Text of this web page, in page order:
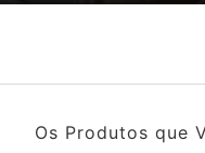
Os Produtos que